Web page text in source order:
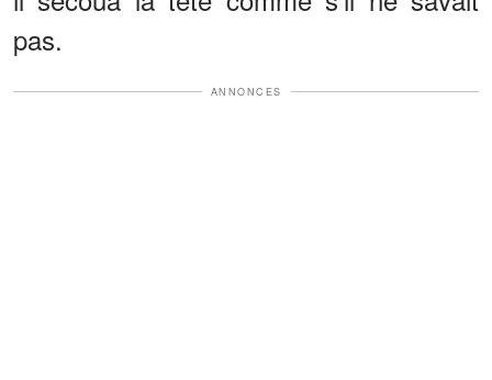
pas.
ANNONCES